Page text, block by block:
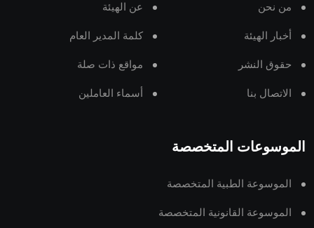
من نحن عن الهيئة
أخبار الهيئة كلمة المدير العام
حقوق النشر مواقع ذات صلة
الاتصال بنا أسماء العاملين
الموسوعات المتخصصة
الموسوعة الطبية المتخصصة
الموسوعة القانونية المتخصصة